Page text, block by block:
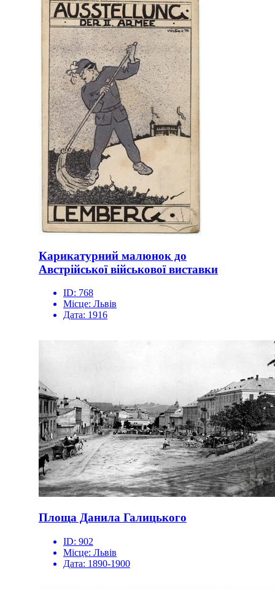
Карикатурний малюнок до
Австрійської військової виставки
ID: 768
Місце: Львів
Дата: 1916
Площа Данила Галицького
ID: 902
Місце: Львів
Дата: 1890-1900